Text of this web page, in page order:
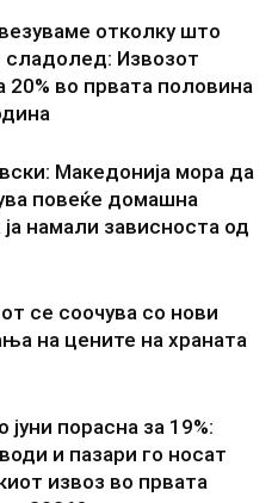
отколку што
сладолед: Извозот
20% во првата половина
Македонија мора да
повеќе домашна
намали зависноста од
се соочува со нови
на цените на храната
јуни порасна за 19%:
и пазари го носат
извоз во првата